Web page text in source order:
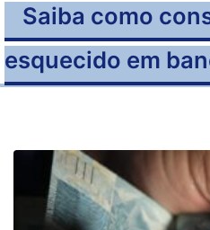
Saiba como
esquecido em